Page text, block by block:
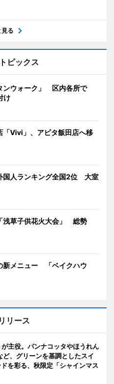
見る
ピックス
ンウォーク」 区内各所で
け
「Vivi」、アピタ飯田店へ移
国人ランキング全国2位 大室
浅草子供花火大会」 総勢
新メニュー 「ベイクハウ
リース
主役。パンナコッタやほうれん
、グリーンを基調としたスイ
を彩る、秋限定「シャインマス